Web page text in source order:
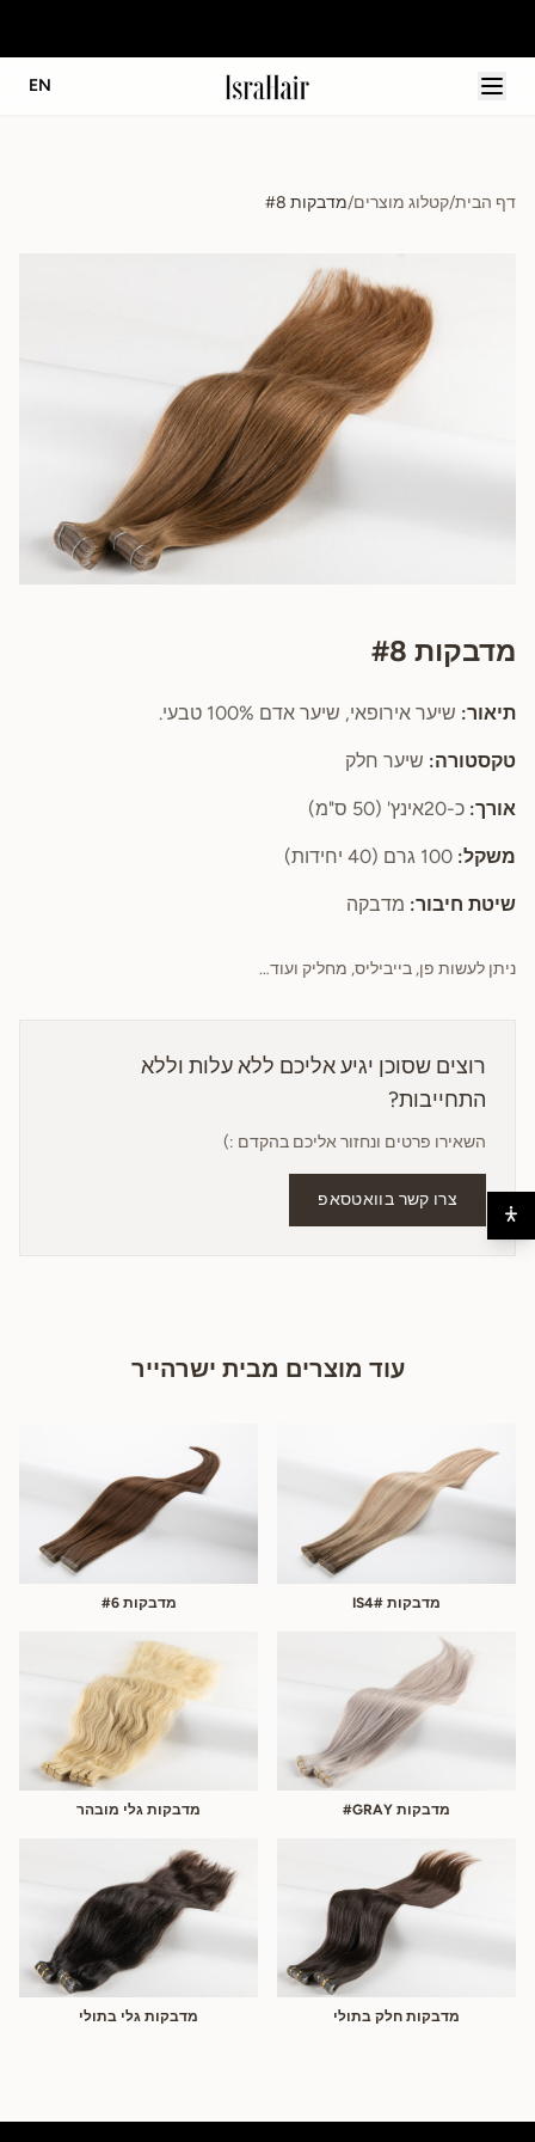
EN
דף הבית/קטלוג מוצרים/מדבקות #8
מדבקות #8
תיאור: שיער אירופאי, שיער אדם 100% טבעי.
טקסטורה: שיער חלק
אורך: כ-20אינץ' (50 ס"מ)
משקל: 100 גרם (40 יחידות)
שיטת חיבור: מדבקה
ניתן לעשות פן, בייביליס, מחליק ועוד…
רוצים שסוכן יגיע אליכם ללא עלות וללא
התחייבות?
השאירו פרטים ונחזור אליכם בהקדם :)
צרו קשר בוואטסאפ
עוד מוצרים מבית ישרהייר
מדבקות IS4# מדבקות #6
מדבקות GRAY# מדבקות גלי מובהר
מדבקות חלק בתולי מדבקות גלי בתולי